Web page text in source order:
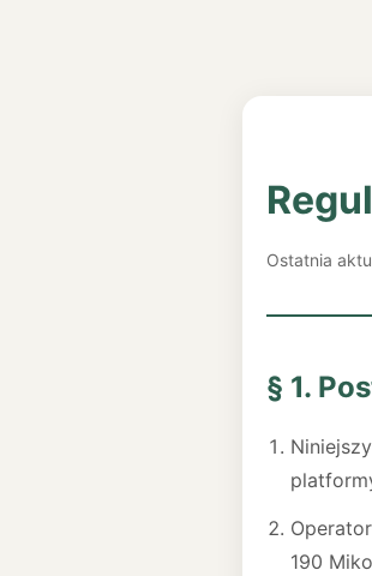
Ostatnia
§ 1.
190